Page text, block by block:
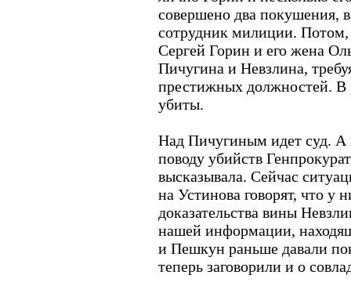
совершено два покушения,
сотрудник милиции.
Сергей Горин и его жена
Пичугина и Невзлина,
престижных должностей. В
убиты.
Над Пичугиным идет суд. А
поводу убийств
высказывала. Сейчас
на Устинова говорят, что у
доказательства вины
нашей информации,
и Пешкун раньше давали
теперь заговорили и о